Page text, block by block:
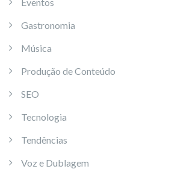
Gastronomia
Música
Produção de Conteúdo
SEO
Tecnologia
Tendências
Voz e Dublagem